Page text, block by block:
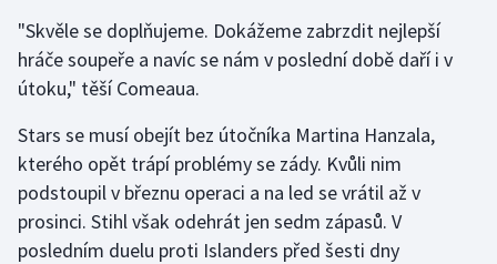
"Skvěle se doplňujeme. Dokážeme zabrzdit nejlepší
hráče soupeře a navíc se nám v poslední době daří i v
útoku," těší Comeaua.
Stars se musí obejít bez útočníka Martina Hanzala,
kterého opět trápí problémy se zády. Kvůli nim
podstoupil v březnu operaci a na led se vrátil až v
prosinci. Stihl však odehrát jen sedm zápasů. V
posledním duelu proti Islanders před šesti dny